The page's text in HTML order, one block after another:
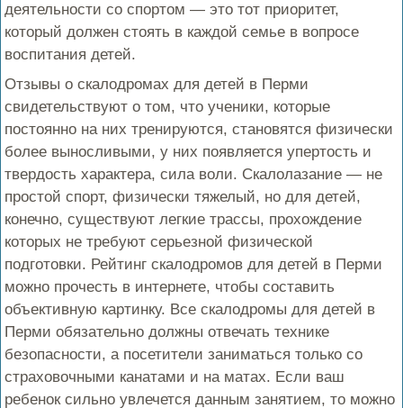
деятельности со спортом — это тот приоритет,
который должен стоять в каждой семье в вопросе
воспитания детей.
Отзывы о скалодромах для детей в Перми
свидетельствуют о том, что ученики, которые
постоянно на них тренируются, становятся физически
более выносливыми, у них появляется упертость и
твердость характера, сила воли. Скалолазание — не
простой спорт, физически тяжелый, но для детей,
конечно, существуют легкие трассы, прохождение
которых не требуют серьезной физической
подготовки. Рейтинг скалодромов для детей в Перми
можно прочесть в интернете, чтобы составить
объективную картинку. Все скалодромы для детей в
Перми обязательно должны отвечать технике
безопасности, а посетители заниматься только со
страховочными канатами и на матах. Если ваш
ребенок сильно увлечется данным занятием, то можно